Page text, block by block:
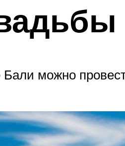
можно